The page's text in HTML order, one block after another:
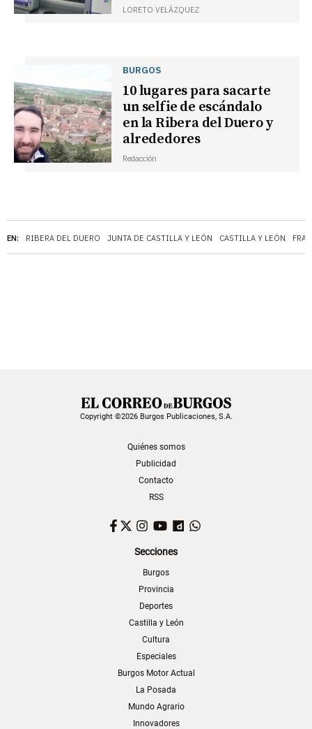
EN: RIBERA DEL DUERO JUNTA DE CASTILLA Y LEÓN CASTILLA Y LEÓN
LORETO VELÁZQUEZ
BURGOS
10 lugares para sacarte
un selfie de escándalo
en la Ribera del Duero y
alrededores
Redacción
Copyright ©2026 Burgos Publicaciones, S.A.
Quiénes somos
Publicidad
Contacto
RSS
Facebook
TwitterInstagram
YouTubeDailymotion
Secciones
Burgos
Provincia
Deportes
Castilla y León
Cultura
Especiales
Burgos Motor Actual
La Posada
Mundo Agrario
Innovadores